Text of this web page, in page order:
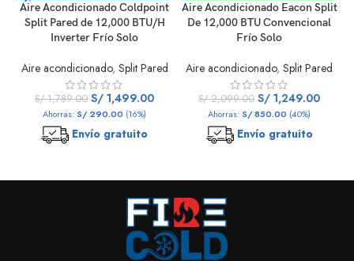
Aire Acondicionado Coldpoint
Split Pared de 12,000 BTU/H
Inverter Frío Solo
Aire acondicionado, Split Pared
S/1,789.00 S/ 1,499.00
Ahorras: S/ 290.00 (16%)
Envío gratuito
Aire Acondicionado Eacon Split
De 12,000 BTU Convencional
Frío Solo
Aire acondicionado,Split Pared
S/2,099.00 S/ 1,249.00
Ahorras: S/850.00 (40%)
Envío gratuito